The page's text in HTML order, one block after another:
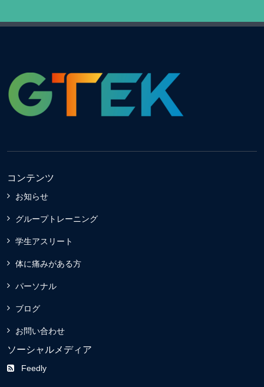
コンテンツ
お知らせ
グループトレーニング
学生アスリート
体に痛みがある方
パーソナル
ブログ
お問い合わせ
ソーシャルメディア
Feedly